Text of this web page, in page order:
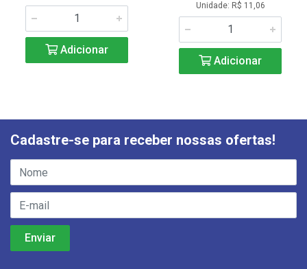
Adicionar
Unidade: R$ 11,06
Adicionar
Cadastre-se para receber nossas ofertas!